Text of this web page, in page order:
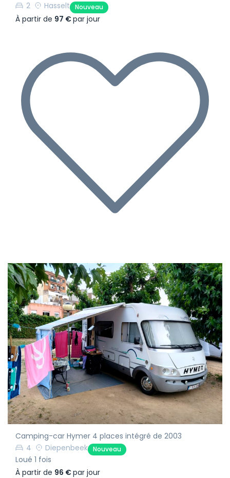
2
Hasselt Nouveau
À partir de 97 €par jour
Camping-car Hymer 4 places intégré de 2003
4
Diepenbeek Nouveau
Loué 1 fois
À partir de 96 €par jour